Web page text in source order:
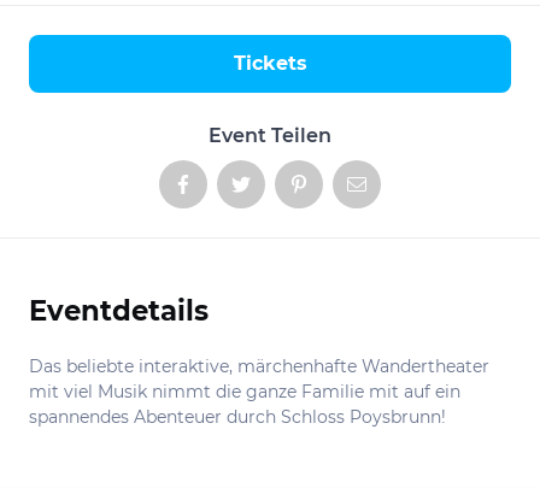
Event Teilen
Tickets
Informationen
Eventdetails
Das beliebte interaktive, märchenhafte Wandertheater
mit viel Musik nimmt die ganze Familie mit auf ein
spannendes Abenteuer durch Schloss Poysbrunn!